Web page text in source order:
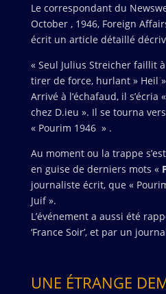
Le correspondant du
October , 1946, Foreign
écrit un article détaillé
« Seul Julius Streicher faillit
tirer de force, hurlant » Heil
Arrivé à l’échafaud, il s’écria
chez D.ieu ». Il se tourna
« Pourim 1946 » .
Au moment ou la trappe
en guise de derniers mots «
journaliste écrit, que «
Juif ».
L’événement a aussi été
‘France Soir’, et par un
UNE ÉTRANGE